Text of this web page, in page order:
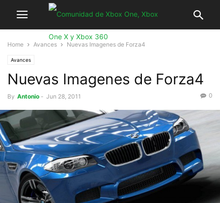
Home Avances Nuevas Imagenes de Forza4
Avances
Nuevas Imagenes de Forza4
By Antonio - Jun 28, 2011 0